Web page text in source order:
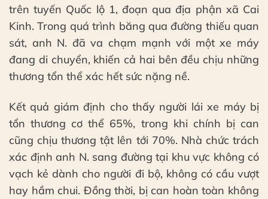
trên tuyến Quốc lộ 1, đoạn qua địa phận xã Cai
Kinh. Trong quá trình băng qua đường thiếu quan
sát, anh N. đã va chạm mạnh với một xe máy
đang di chuyển, khiến cả hai bên đều chịu những
thương tổn thể xác hết sức nặng nề.
Kết quả giám định cho thấy người lái xe máy bị
tổn thương cơ thể 65%, trong khi chính bị can
cũng chịu thương tật lên tới 70%. Nhà chức trách
xác định anh N. sang đường tại khu vực không có
vạch kẻ dành cho người đi bộ, không có cầu vượt
hay hầm chui. Đồng thời, bị can hoàn toàn không